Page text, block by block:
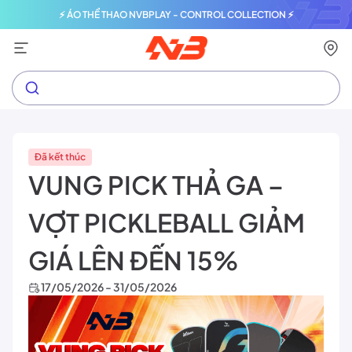
⚡ ÁO THỂ THAO NVBPLAY - CONTROL COLLECTION ⚡
Đã kết thúc
VUNG PICK THẢ GA –
VỢT PICKLEBALL GIẢM
GIÁ LÊN ĐẾN 15%
17/05/2026 - 31/05/2026